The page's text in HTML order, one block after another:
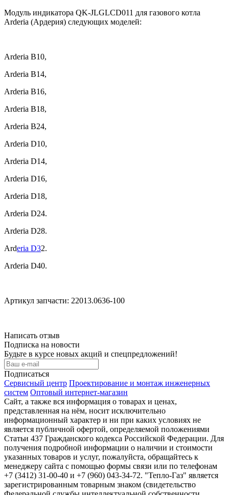
Модуль индикатора QK-JLGLCD011 для газового котла
Arderia (Ардерия) следующих моделей:
Arderia B10,
Arderia B14,
Arderia B16,
Arderia B18,
Arderia B24,
Arderia D10,
Arderia D14,
Arderia D16,
Arderia D18,
Arderia D24.
Arderia D28.
Arderia D32.
Arderia D40.
Артикул запчасти: 22013.0636-100
Написать отзыв
Подписка на новости
Будьте в курсе новых акций и спецпредложений!
Подписаться
Сервисный центр Проектирование и монтаж инженерных
систем Оптовый интернет-магазин
Сайт, а также вся информация о товарах и ценах,
представленная на нём, носит исключительно
информационный характер и ни при каких условиях не
является публичной офертой, определяемой положениями
Статьи 437 Гражданского кодекса Российской Федерации. Для
получения подробной информации о наличии и стоимости
указанных товаров и услуг, пожалуйста, обращайтесь к
менеджеру сайта с помощью формы связи или по телефонам
+7 (3412) 31-00-40 и +7 (960) 043-34-72. "Тепло-Газ" является
зарегистрированным товарным знаком (свидетельство